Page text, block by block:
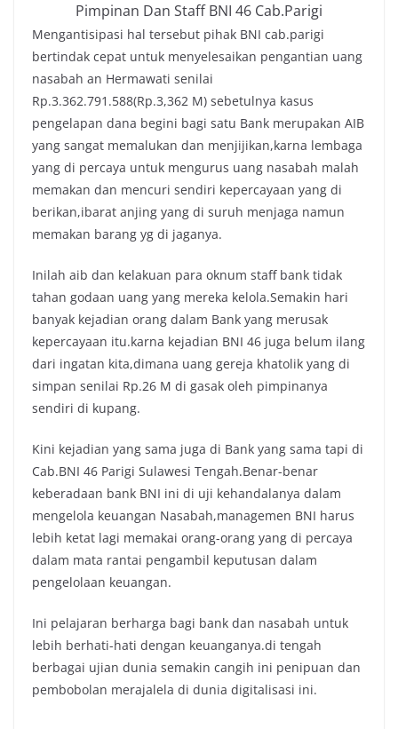
Pimpinan Dan Staff BNI 46 Cab.Parigi
Mengantisipasi hal tersebut pihak BNI cab.parigi
bertindak cepat untuk menyelesaikan pengantian uang
nasabah an Hermawati senilai
Rp.3.362.791.588(Rp.3,362 M) sebetulnya kasus
pengelapan dana begini bagi satu Bank merupakan AIB
yang sangat memalukan dan menjijikan,karna lembaga
yang di percaya untuk mengurus uang nasabah malah
memakan dan mencuri sendiri kepercayaan yang di
berikan,ibarat anjing yang di suruh menjaga namun
memakan barang yg di jaganya.
Inilah aib dan kelakuan para oknum staff bank tidak
tahan godaan uang yang mereka kelola.Semakin hari
banyak kejadian orang dalam Bank yang merusak
kepercayaan itu.karna kejadian BNI 46 juga belum ilang
dari ingatan kita,dimana uang gereja khatolik yang di
simpan senilai Rp.26 M di gasak oleh pimpinanya
sendiri di kupang.
Kini kejadian yang sama juga di Bank yang sama tapi di
Cab.BNI 46 Parigi Sulawesi Tengah.Benar-benar
keberadaan bank BNI ini di uji kehandalanya dalam
mengelola keuangan Nasabah,managemen BNI harus
lebih ketat lagi memakai orang-orang yang di percaya
dalam mata rantai pengambil keputusan dalam
pengelolaan keuangan.
Ini pelajaran berharga bagi bank dan nasabah untuk
lebih berhati-hati dengan keuanganya.di tengah
berbagai ujian dunia semakin cangih ini penipuan dan
pembobolan merajalela di dunia digitalisasi ini.